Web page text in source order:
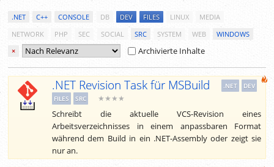
.NET C++ CONSOLE DB DEV FILES LINUX
MEDIA
NETWORK
PHP SEC SOCIAL SRC SYSTEM WEB
WINDOWS
×
Archivierte Inhalte
.NET Revision Task für MSBuild .NET
DEV
FILES
SRC ★★★★
Schreibt die aktuelle VCS-Revision eines
Arbeitsverzeichnisses in einem anpassbaren Format
während dem Build in ein .NET-Assembly oder zeigt sie
nur an.